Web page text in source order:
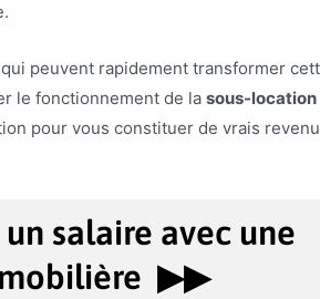
peuvent rapidement transformer
le fonctionnement de lasous-location
pour vous constituer de vrais
salaire avec une
▶︎▶︎